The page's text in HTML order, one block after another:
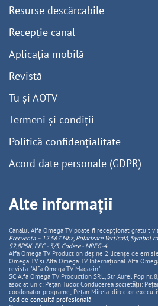
Resurse descărcabile
Recepție canal
Aplicația mobilă
Revistă
Tu și AOTV
Termeni și condiții
Politică confidențialitate
Acord date personale (GDPR)
Alte informații
Canalul Alfa Omega TV poate fi recepționat gratuit
Frecventa – 12.567 Mhz, PolarizareVerticală, Symbol
S2,8PSK, FEC - 3/5, Codare - MPEG-4.
Alfa Omega TV Production deține 2 licențe de
Omega TV și Alfa Omega TV Internațional. Alfa
revista: "Alfa Omega TV Magazin".
SC Alfa Omega TV Production SRL, Str Aurel Pop nr.
asociat unic: Pețan Tudor. Conducerea societății:
coodonator programe; Pețan Mirela: director
Cod de conduită profesională